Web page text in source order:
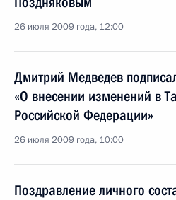
26 июля 2009 года, 12:00
Дмитрий Медведев
«О внесении изменений в
Российской Федерации»
26 июля 2009 года, 10:00
Поздравление личного